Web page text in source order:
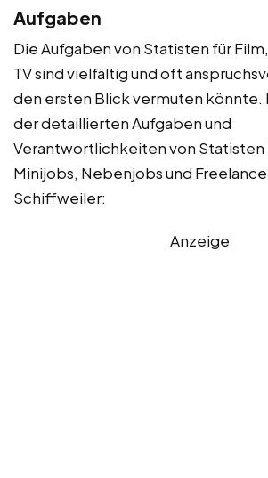
Aufgaben
Die Aufgaben von Statisten für
TV sind vielfältig und oft
den ersten Blick vermuten könnte.
der detaillierten Aufgaben und
Verantwortlichkeiten von Statisten
Minijobs, Nebenjobs und
Schiffweiler:
Anzeige